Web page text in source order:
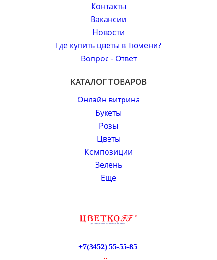
Контакты
Вакансии
Новости
Где купить цветы в Тюмени?
Вопрос - Ответ
КАТАЛОГ ТОВАРОВ
Онлайн витрина
Букеты
Розы
Цветы
Композиции
Зелень
Еще
+7(3452) 55-55-85